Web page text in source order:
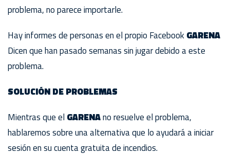
problema, no parece importarle.
Hay informes de personas en el propio FacebookGARENA
Dicen que han pasado semanas sin jugar debido a este
problema.
SOLUCIÓN DE PROBLEMAS
Mientras que el GARENAno resuelve el problema,
hablaremos sobre una alternativa que lo ayudará a iniciar
sesión en su cuenta gratuita de incendios.